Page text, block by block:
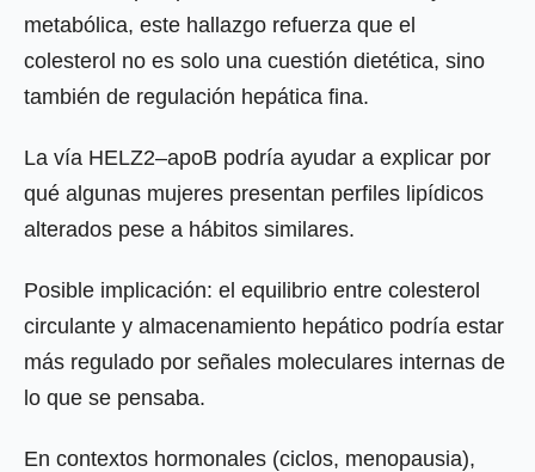
metabólica, este hallazgo refuerza que el
colesterol no es solo una cuestión dietética, sino
también de regulación hepática fina.
La vía HELZ2–apoB podría ayudar a explicar por
qué algunas mujeres presentan perfiles lipídicos
alterados pese a hábitos similares.
Posible implicación: el equilibrio entre colesterol
circulante y almacenamiento hepático podría estar
más regulado por señales moleculares internas de
lo que se pensaba.
En contextos hormonales (ciclos, menopausia),